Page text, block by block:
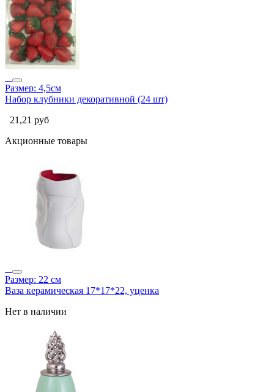
Размер: 4,5см
Набор клубники декоративной (24 шт)
21,21 руб
Акционные товары
Размер: 22 см
Ваза керамическая 17*17*22, уценка
Нет в наличии